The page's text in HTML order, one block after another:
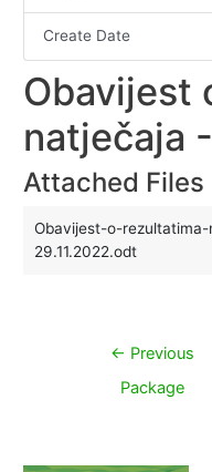
Create Date
Obavijest
natječaja
Attached Files
Obavijest-o-
29.11.2022.odt
Navigacija
← Previous
Package